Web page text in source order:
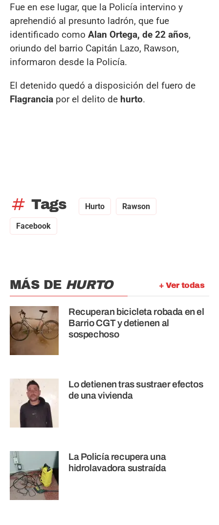
Fue en ese lugar, que la Policía intervino y
aprehendió al presunto ladrón, que fue
identificado como Alan Ortega, de 22 años,
oriundo del barrio Capitán Lazo, Rawson,
informaron desde la Policía.
El detenido quedó a disposición del fuero de
Flagrancia por el delito de hurto.
tag Tags Hurto Rawson
Facebook
+ Ver todas
MÁS DE HURTO
Recuperan bicicleta robada en el
Barrio CGT y detienen al
sospechoso
Lo detienen tras sustraer efectos
de una vivienda
La Policía recupera una
hidrolavadora sustraída